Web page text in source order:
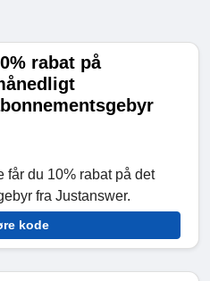
rabat på
får du 10% rabat på det
fra Justanswer.
kode